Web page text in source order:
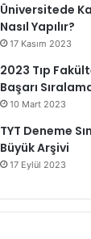
Üniversitede
Nasıl Yapılır?
17 Kasım 2023
2023 Tıp
Başarı
10 Mart 2023
TYT Deneme
Büyük Arşivi
17 Eylül 2023